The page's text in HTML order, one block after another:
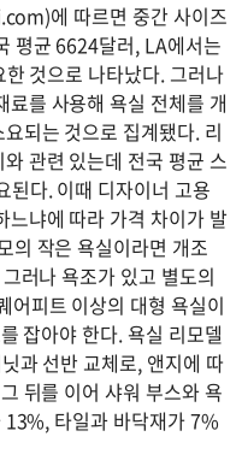
에 따르면 중간 사이즈
평균 6624달러, LA에서는
것으로 나타났다. 그러나
를 사용해 욕실 전체를 개
되는 것으로 집계됐다. 리
관련 있는데 전국 평균 스
다. 이때 디자이너 고용
느냐에 따라 가격 차이가 발
의 작은 욕실이라면 개조
러나 욕조가 있고 별도의
어피트 이상의 대형 욕실이
잡아야 한다. 욕실 리모델
과 선반 교체로, 앤지에 따
뒤를 이어 샤워 부스와 욕
타일과 바닥재가 7%